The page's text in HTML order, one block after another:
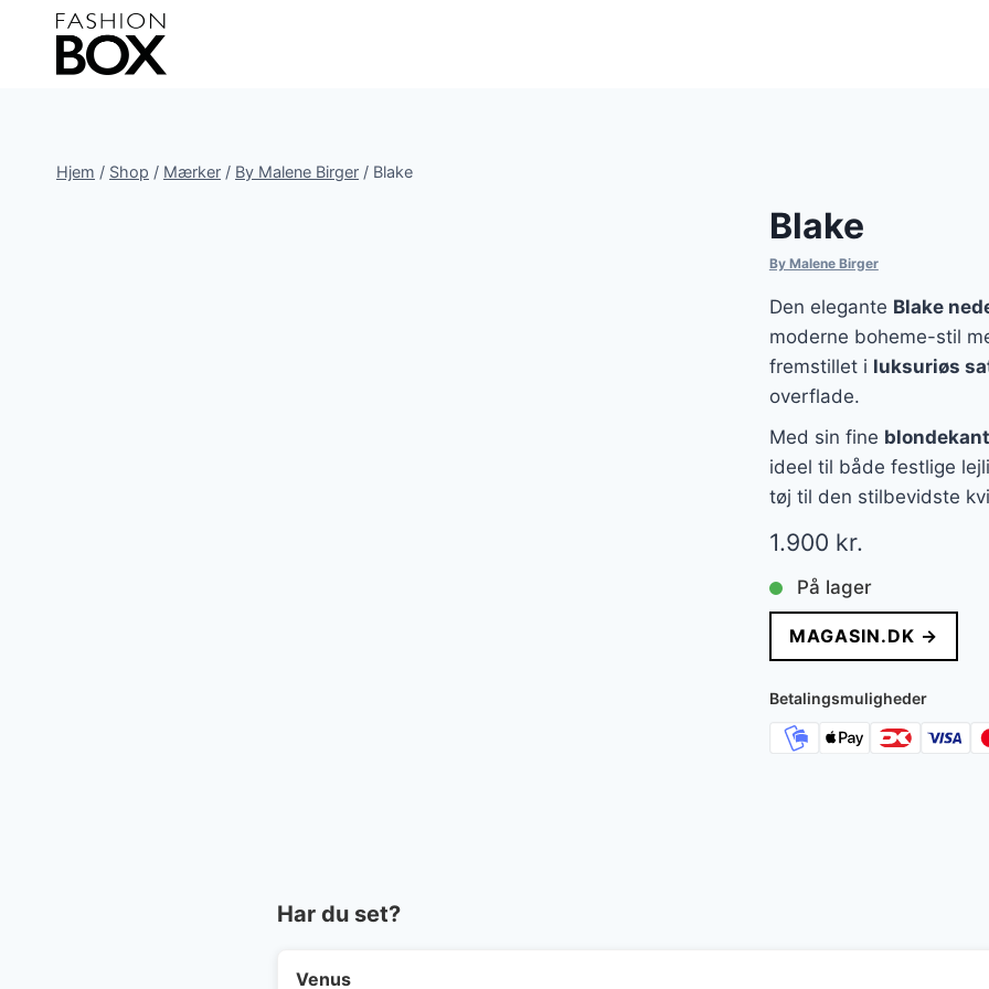
Fortsæt
indhold
Hjem / Shop / Mærker / By Malene Birger / Blake
Blake
By Malene Birger
Den elegante Blake
moderne boheme-stil
fremstillet i luksuriøs
overflade.
Med sin fine blondekant
ideel til både festlige
tøj til den stilbevidste
1.900 kr.
På lager
MAGASIN.DK →
Betalingsmuligheder
Har du set?
Venus